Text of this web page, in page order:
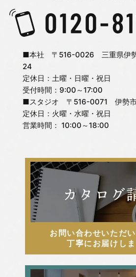
■本社 〒516-0026 三重県伊
24
定休日：土曜・日曜・祝日
受付時間：9:00～17:00
■スタジオ 〒516-0071 伊勢
定休日：火曜・水曜・祝日
営業時間： 10:00～18:00
お問い合わせいただい
丁寧にお届けしま